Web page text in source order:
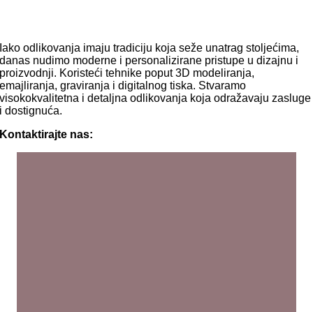
Iako odlikovanja imaju tradiciju koja seže unatrag stoljećima,
danas nudimo moderne i personalizirane pristupe u dizajnu i
proizvodnji. Koristeći tehnike poput 3D modeliranja,
emajliranja, graviranja i digitalnog tiska. Stvaramo
visokokvalitetna i detaljna odlikovanja koja odražavaju zasluge
i dostignuća.
Kontaktirajte nas: